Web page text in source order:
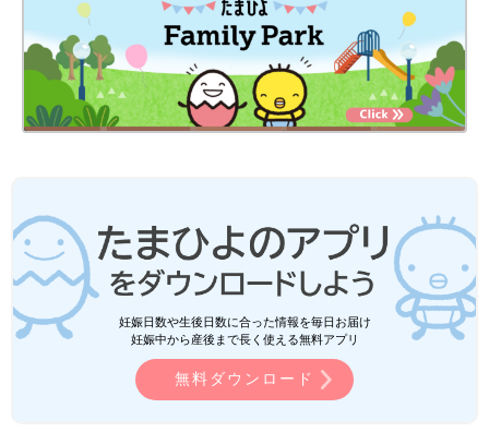
妊娠日数や生後日数に合った情報を毎日お届け
妊娠中から産後まで長く使える無料アプリ
無料ダウンロード